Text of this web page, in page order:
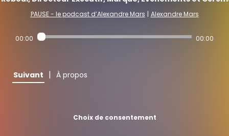
PAUSE - le podcast d’Alexandre Mars | Alexandre Mars
00:00 00:00
Suivant | À propos
Choix de consentement